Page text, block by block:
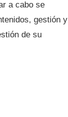
a cabo se
gestión y
de su